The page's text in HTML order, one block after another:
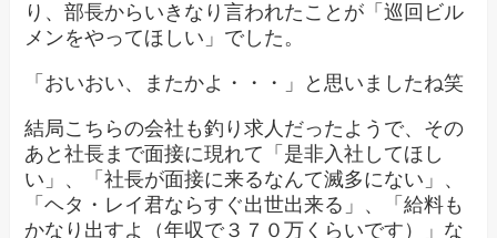
り、部長からいきなり言われたことが「巡回ビル
メンをやってほしい」でした。
「おいおい、またかよ・・・」と思いましたね笑
結局こちらの会社も釣り求人だったようで、その
あと社長まで面接に現れて「是非入社してほし
い」、「社長が面接に来るなんて滅多にない」、
「ヘタ・レイ君ならすぐ出世出来る」、「給料も
かなり出すよ（年収で３７０万くらいです）」な